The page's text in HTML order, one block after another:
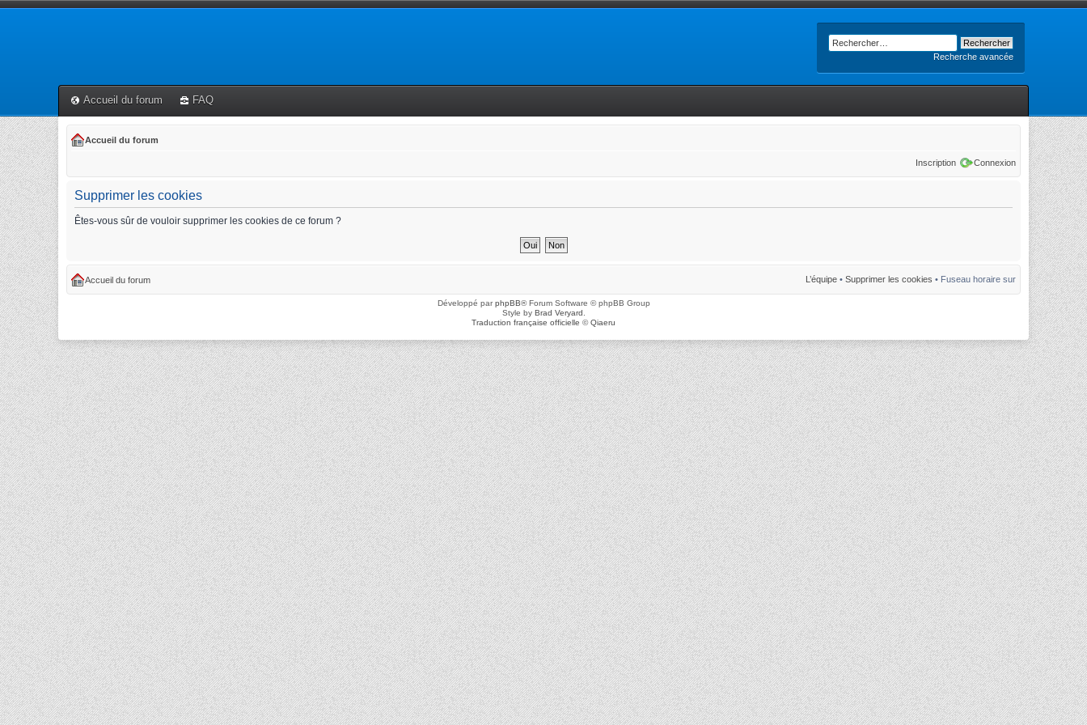
Recherche avancée
Accueil du forum FAQ
Accueil du forum
Inscription Connexion
Supprimer les cookies
Êtes-vous sûr de vouloir supprimer les cookies de ce forum ?
Accueil du forum L’équipe • Supprimer les cookies • Fuseau horaire sur
Développé parphpBB® Forum Software © phpBB Group
Style by Brad Veryard
Traduction française officielle ©Qiaeru